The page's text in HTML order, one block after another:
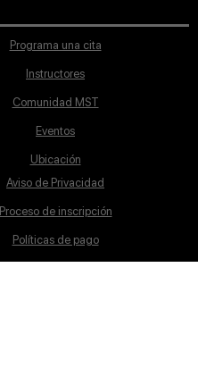
Programa una cita
Instructores
Comunidad MST
Eventos
Ubicación
Aviso de Privacidad
Proceso de inscripción
Políticas de pago